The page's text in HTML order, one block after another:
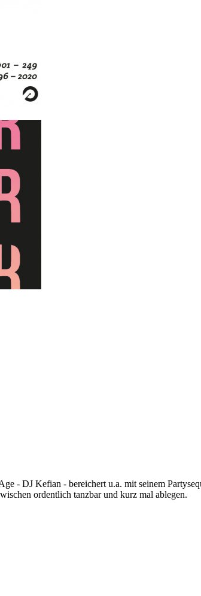
- DJ Kefian - bereichert u.a. mit seinem
ordentlich tanzbar und kurz mal ablegen.